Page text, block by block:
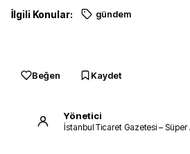
İlgili Konular: gündem
Beğen Kaydet
Yönetici
İstanbul Ticaret Gazetesi – Süper